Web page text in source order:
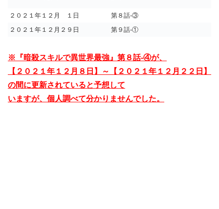
２０２１年１２月 １日
第８話-③
２０２１年１２月２９日
第９話-①
※『暗殺スキルで異世界最強』第８話-④が、
【２０２１年１２月８日】～【２０２１年１２月２２日】
の間に更新されていると予想して
いますが、個人調べて分かりませんでした。